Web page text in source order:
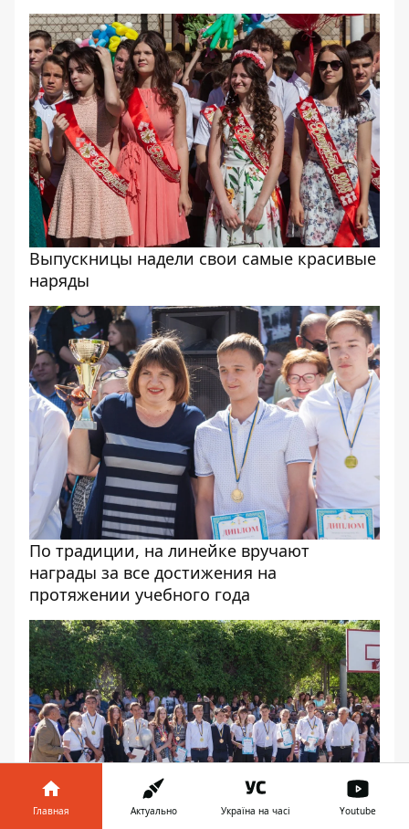
Выпускницы надели свои самые красивые
наряды
По традиции, на линейке вручают
награды за все достижения на
протяжении учебного года
Главная Актуально Україна на часі Youtube